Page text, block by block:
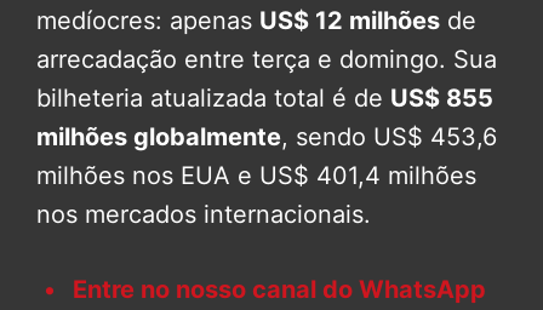
medíocres: apenas US$ 12 milhões de
arrecadação entre terça e domingo. Sua
bilheteria atualizada total é de US$ 855
milhões globalmente, sendo US$ 453,6
milhões nos EUA e US$ 401,4 milhões
nos mercados internacionais.
Entre no nosso canal do WhatsApp